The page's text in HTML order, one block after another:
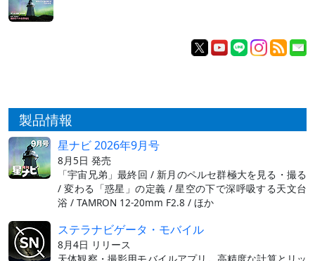
製品情報
星ナビ 2026年9月号
8月5日 発売
「宇宙兄弟」最終回 / 新月のペルセ群極大を見る・撮る
/ 変わる「惑星」の定義 / 星空の下で深呼吸する天文台
浴 / TAMRON 12-20mm F2.8 / ほか
ステラナビゲータ・モバイル
8月4日 リリース